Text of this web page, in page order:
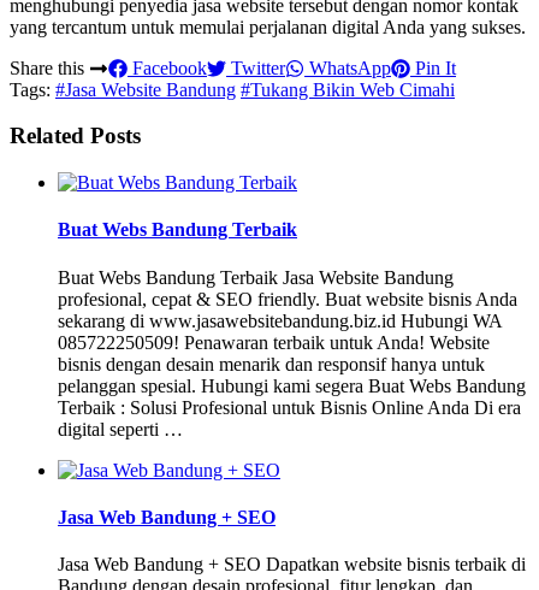
menghubungi penyedia jasa website tersebut dengan nomor kontak
yang tercantum untuk memulai perjalanan digital Anda yang sukses.
Share this
Facebook Twitter WhatsApp
Pin It
Tags: #Jasa Website Bandung #Tukang Bikin Web Cimahi
Related Posts
Buat Webs Bandung Terbaik
Buat Webs Bandung Terbaik Jasa Website Bandung
profesional, cepat & SEO friendly. Buat website bisnis Anda
sekarang di www.jasawebsitebandung.biz.id Hubungi WA
085722250509! Penawaran terbaik untuk Anda! Website
bisnis dengan desain menarik dan responsif hanya untuk
pelanggan spesial. Hubungi kami segera Buat Webs Bandung
Terbaik : Solusi Profesional untuk Bisnis Online Anda Di era
digital seperti …
Jasa Web Bandung + SEO
Jasa Web Bandung + SEO Dapatkan website bisnis terbaik di